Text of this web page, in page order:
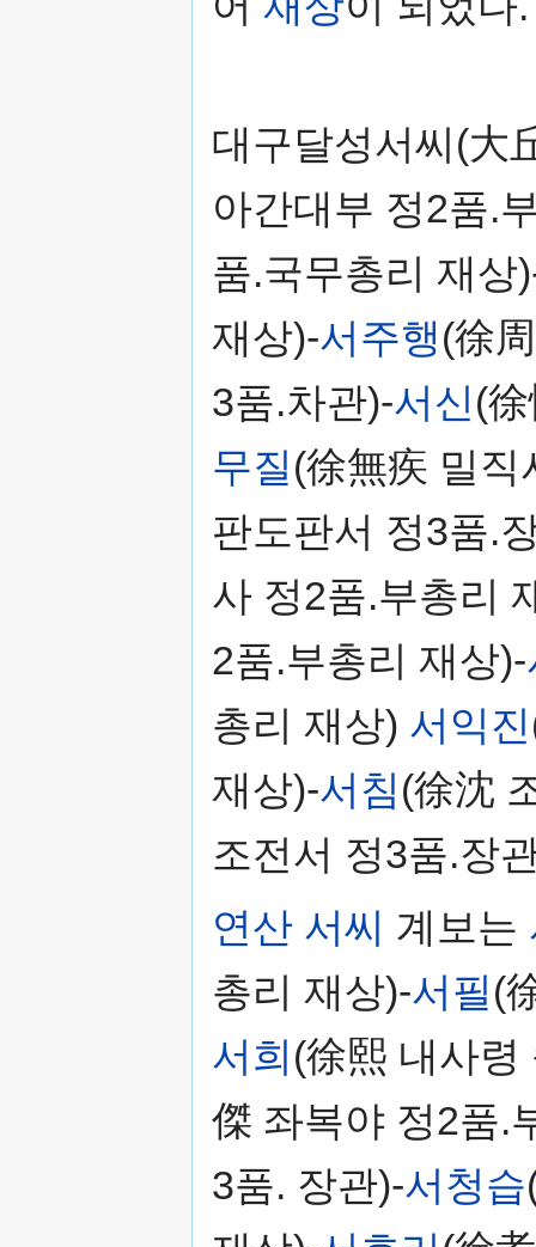
대구달성서씨(大
아간대부 정2품.
품.국무총리 재상
재상)-서주행(徐
3품.차관)-서신(
무질(徐無疾 밀직
판도판서 정3품.
사 정2품.부총리
2품.부총리 재상)-
총리 재상) 서익진
재상)-서침(徐沈
조전서 정3품.장
연산 서씨 계보는
총리 재상)-서필(
서희(徐熙 내사령
傑 좌복야 정2품.
3품. 장관)-서청습